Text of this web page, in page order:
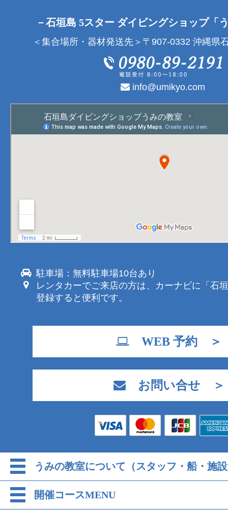
－石垣島 5スター ダイビングショップ「
＜集合場所・器材発送先＞〒907-0332 沖縄県
info@umikyo.com
駐車場：無料駐車場10台あり
レンタカーでご来店の方は、カーナビに「石
登録すると便利です。
WEB 予約 ＞
お問い合せ ＞
うみの教室について（スタッフ・船・施
開催コースMENU